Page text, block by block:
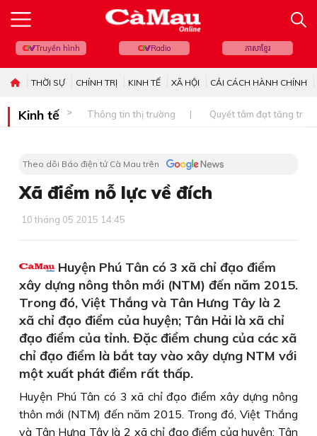
Truyền hình Radio ភាសាខ្មែរ
THỜI SỰ CHÍNH TRỊ KINH TẾ XÃ HỘI CẢI CÁCH HÀNH CHÍNH
Kinh tế Thông tin thị trường Quyết tâm đạt tăng
Theo dõi Báo điện tử Cà Mau trên
Xã điểm nỗ lực về đích
10 tháng 05 2015 14:45
Huyện Phú Tân có 3 xã chỉ đạo điểm
xây dựng nông thôn mới (NTM) đến năm 2015.
Trong đó, Việt Thắng và Tân Hưng Tây là 2
xã chỉ đạo điểm của huyện; Tân Hải là xã chỉ
đạo điểm của tỉnh. Đặc điểm chung của các xã
chỉ đạo điểm là bắt tay vào xây dựng NTM với
một xuất phát điểm rất thấp.
Huyện Phú Tân có 3 xã chỉ đạo điểm xây dựng nông
thôn mới (NTM) đến năm 2015. Trong đó, Việt Thắng
và Tân Hưng Tây là 2 xã chỉ đạo điểm của huyện; Tân